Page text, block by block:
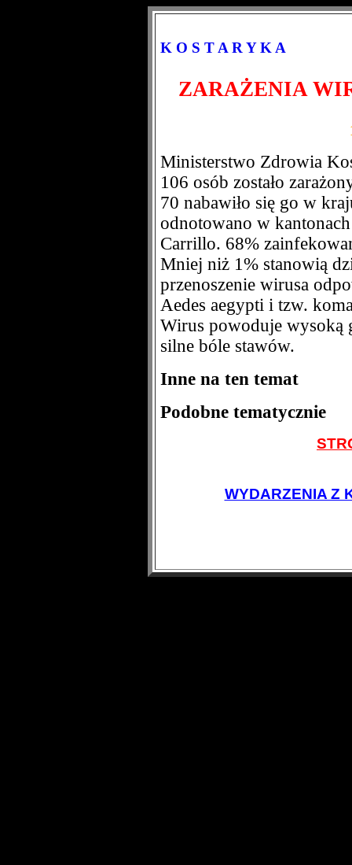
K O S T A R Y K A
ZARAŻENIA
Ministerstwo Zdrowia
106 osób zostało
70 nabawiło się go w
odnotowano w
Carrillo. 68%
Mniej niż 1% stanowią
przenoszenie wirusa
Aedes aegypti i tzw.
Wirus powoduje wysoką
silne bóle stawów.
Inne na ten temat
Podobne tematycznie
WYDARZENIA Z